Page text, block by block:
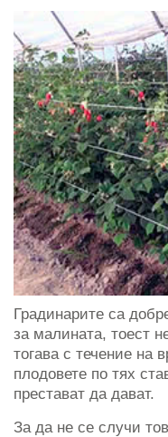
Градинарите са
за малината, тоест
тогава с течение на
плодовете по тях
престават да дават.
За да не се случи